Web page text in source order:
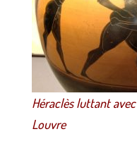
Héraclès luttant
Louvre